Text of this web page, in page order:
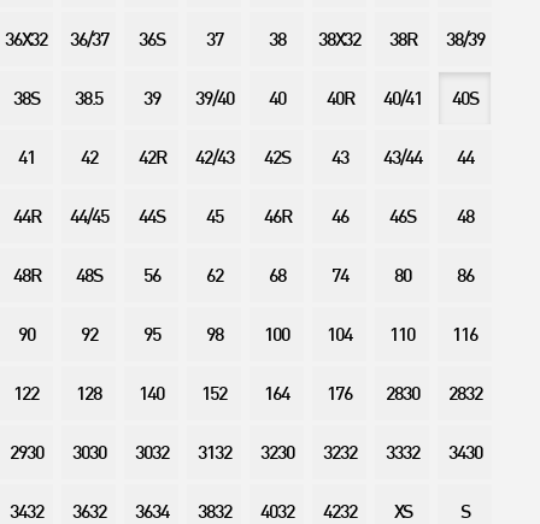
36X32 36/37 36S 37 38 38X32 38R 38/39
38S 38.5 39 39/40 40 40R 40/41 40S
41 42 42R 42/43 42S 43 43/44 44
44R 44/45 44S 45 46R 46 46S 48
48R 48S 56 62 68 74 80 86
90 92 95 98 100 104 110 116
122 128 140 152 164 176 2830 2832
2930 3030 3032 3132 3230 3232 3332 3430
3432 3632 3634 3832 4032 4232 XS S